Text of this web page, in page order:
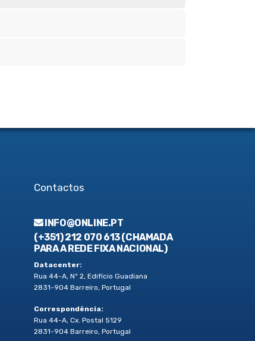
Contactos
INFO@ONLINE.PT
(+351) 212 070 613 (CHAMADA
PARA A REDE FIXA NACIONAL)
Datacenter:
Rua 44-A, Nº 2, Edifício Guadiana
2831-904 Barreiro, Portugal
Correspondência:
Rua 44-A, Cx. Postal 5129
2831-904 Barreiro, Portugal